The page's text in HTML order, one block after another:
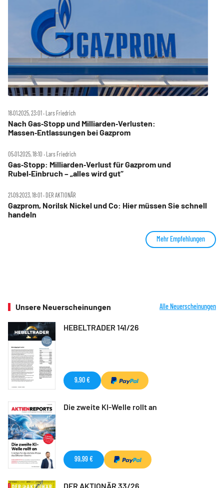
18.01.2025, 23:01 ‧ Lars Friedrich
Nach Gas‑Stopp und Milliarden‑Verlusten:
Massen‑Entlassungen bei Gazprom
05.01.2025, 18:10 ‧ Lars Friedrich
Gas‑Stopp: Milliarden‑Verlust für Gazprom und
Rubel‑Einbruch – „alles wird gut“
21.09.2023, 18:01 ‧ DER AKTIONÄR
Gazprom, Norilsk Nickel und Co: Hier müssen Sie schnell
handeln
Mehr Empfehlungen
Unsere Neuerscheinungen Alle Neuerscheinungen
HEBELTRADER 141/26
9,90 €
Die zweite KI-Welle rollt an
99,99 €
DER AKTIONÄR 33/26